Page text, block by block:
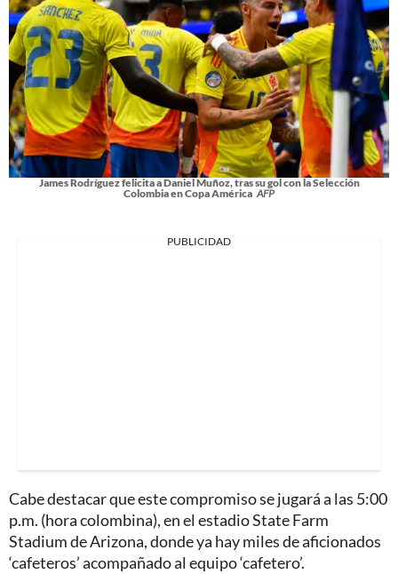
James Rodríguez felicita a Daniel Muñoz, tras su gol con la Selección
Colombia en Copa América AFP
PUBLICIDAD
Cabe destacar que este compromiso se jugará a las 5:00
p.m. (hora colombina), en el estadio State Farm
Stadium de Arizona, donde ya hay miles de aficionados
‘cafeteros’ acompañado al equipo ‘cafetero’.